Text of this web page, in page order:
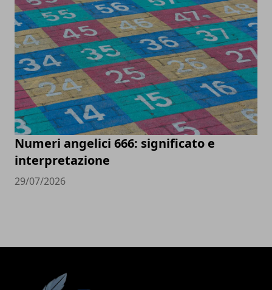
Numeri angelici 666: significato e
interpretazione
29/07/2026